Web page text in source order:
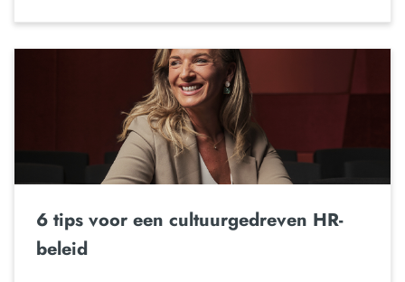
6 tips voor een cultuurgedreven HR-
beleid